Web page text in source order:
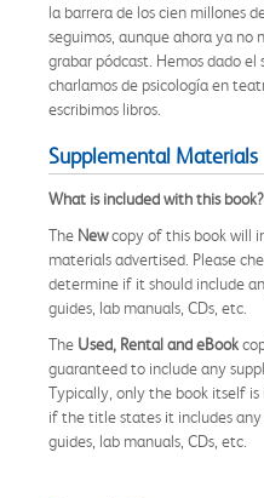
la barrera de los cien millones
seguimos, aunque ahora ya no
grabar pódcast. Hemos dado el
charlamos de psicología en
escribimos libros.
Supplemental Materials
What is included with this book?
The Newcopy of this book will
materials advertised. Please
determine if it should include
guides, lab manuals, CDs, etc.
The Used, Rental and eBook
guaranteed to include any
Typically, only the book itself is
if the title states it includes any
guides, lab manuals, CDs, etc.